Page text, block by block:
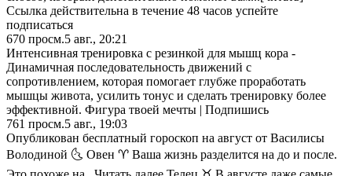
Ссылка действительна в течение 48 часов успейте
подписаться
670 просм.5 авг., 20:21
Интенсивная тренировка с резинкой для мышц кора -
Динамичная последовательность движений с
сопротивлением, которая помогает глубже проработать
мышцы живота, усилить тонус и сделать тренировку более
эффективной. Фигура твоей мечты | Подпишись
761 просм.5 авг., 19:03
Опубликован бесплатный гороскоп на август от Василисы
Володиной 🌜 Овен ♈️ Ваша жизнь разделится на до и после.